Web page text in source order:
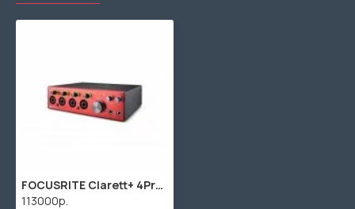
FOCUSRITE Clarett+ 4Pre интерфейс, 18 входов/8 выходов
113000р.